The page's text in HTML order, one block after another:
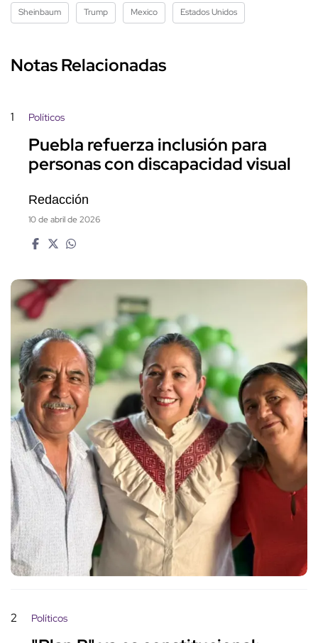
Sheinbaum Trump Mexico Estados Unidos
Notas Relacionadas
1 Políticos
Puebla refuerza inclusión para
personas con discapacidad visual
Redacción
10 de abril de 2026
2 Políticos